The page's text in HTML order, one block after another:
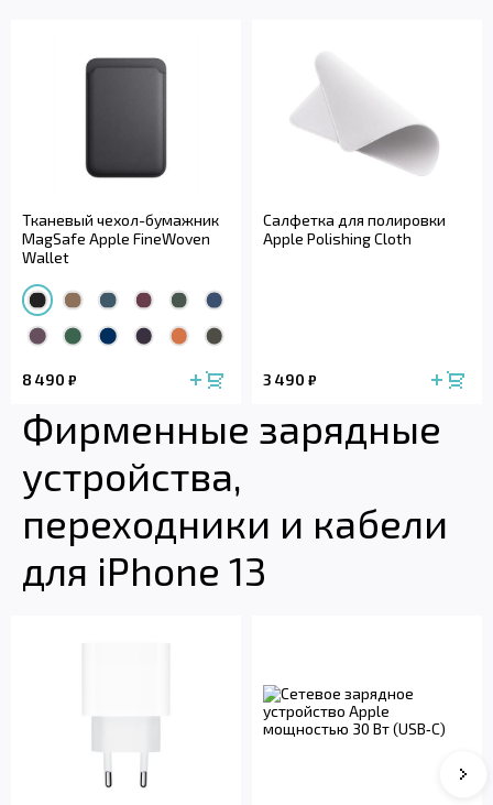
Тканевый чехол-бумажник
MagSafe Apple FineWoven
Wallet
8 490 ₽
Салфетка для полировки
Apple Polishing Cloth
3 490 ₽
Фирменные зарядные
устройства,
переходники и кабели
для iPhone 13